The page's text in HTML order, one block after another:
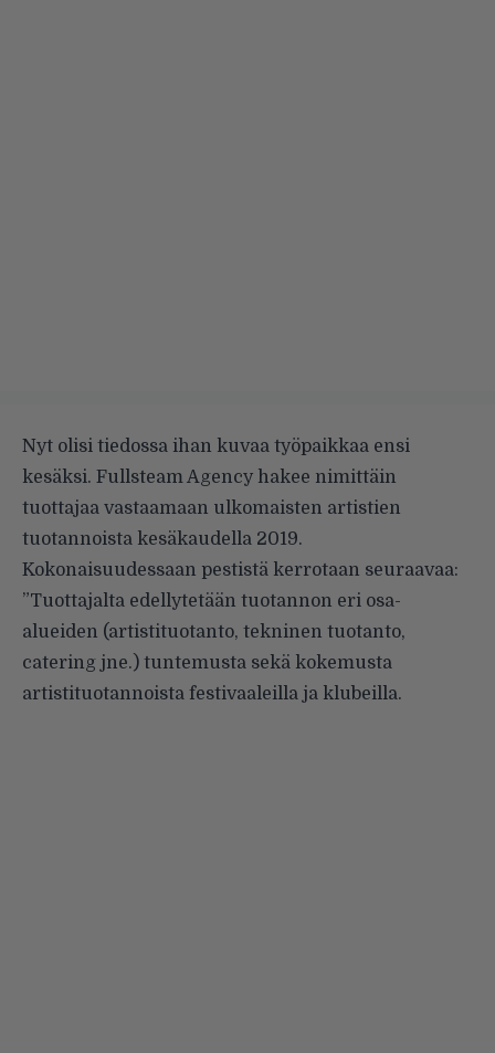
Nyt olisi tiedossa ihan kuvaa työpaikkaa ensi
kesäksi. Fullsteam Agency hakee nimittäin
tuottajaa vastaamaan ulkomaisten artistien
tuotannoista kesäkaudella 2019.
Kokonaisuudessaan pestistä kerrotaan seuraavaa:
”Tuottajalta edellytetään tuotannon eri osa-
alueiden (artistituotanto, tekninen tuotanto,
catering jne.) tuntemusta sekä kokemusta
artistituotannoista festivaaleilla ja klubeilla.